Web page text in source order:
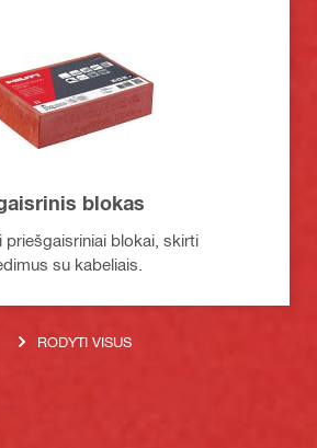
blokas
blokai, skirti
su kabeliais.
RODYTI VISUS